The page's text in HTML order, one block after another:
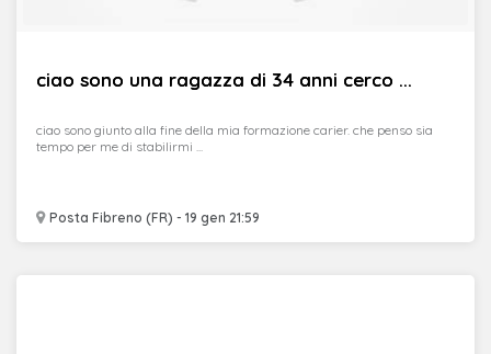
ciao sono una ragazza di 34 anni cerco ...
Posta Fibreno (FR) - 19 gen 21:59
ciao sono giunto alla fine della mia formazione carier. che penso sia
tempo per me di stabilirmi ...